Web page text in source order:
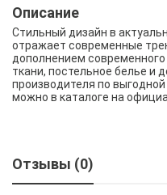
Описание
Стильный дизайн в
отражает современные
дополнением
ткани, постельное белье и
производителя по
можно в каталоге на
Отзывы (0)